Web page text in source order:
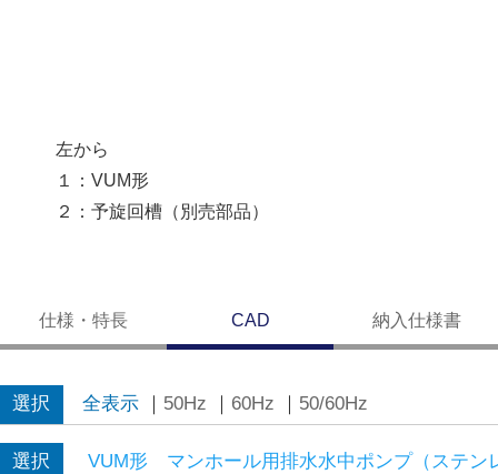
左から
１：VUM形
２：予旋回槽（別売部品）
仕様・特長 CAD 納入仕様書
選択 全表示｜ 50Hz 60Hz 50/60Hz
選択 VUM形 マンホール用排水水中ポンプ（ステン